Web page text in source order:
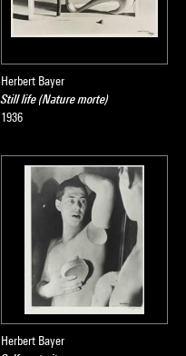
Herbert Bayer
Still life (Nature morte)
1936
Herbert Bayer